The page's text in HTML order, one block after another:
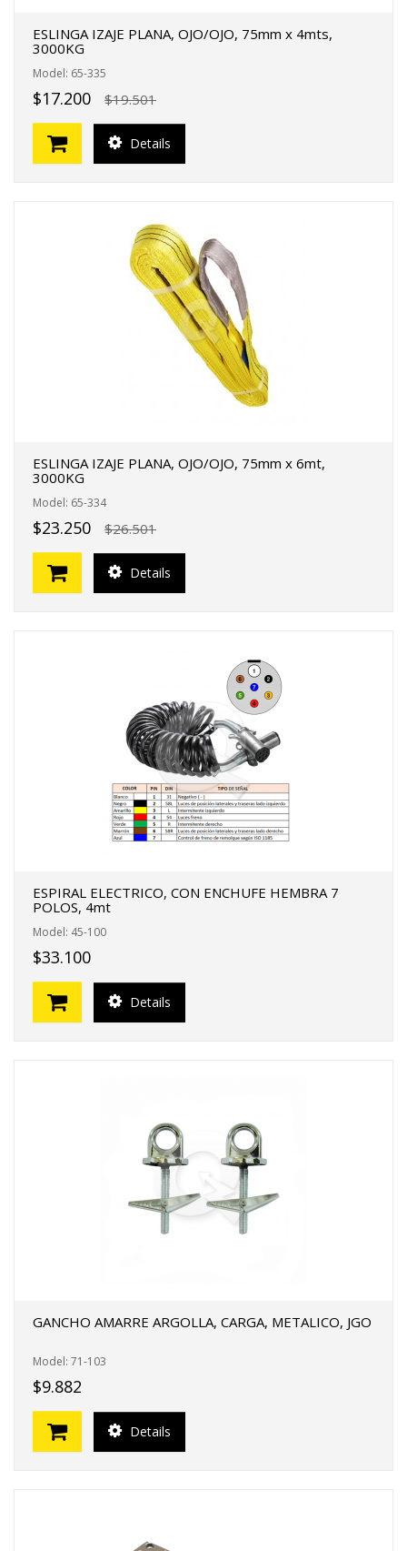
ESLINGA IZAJE PLANA, OJO/OJO, 75mm x 4mts,
3000KG
Model: 65-335
$17.200 $19.501
Details
ESLINGA IZAJE PLANA, OJO/OJO, 75mm x 6mt,
3000KG
Model: 65-334
$23.250 $26.501
Details
ESPIRAL ELECTRICO, CON ENCHUFE HEMBRA 7
POLOS, 4mt
Model: 45-100
$33.100
Details
GANCHO AMARRE ARGOLLA, CARGA, METALICO, JGO
Model: 71-103
$9.882
Details